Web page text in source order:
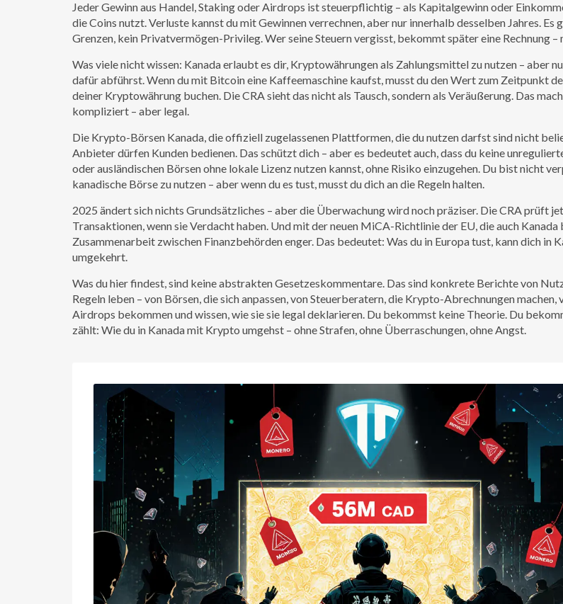
Jeder Gewinn aus Handel, Staking oder Airdrops ist steuerpflichtig – als Kapitalgewinn oder
die Coins nutzt. Verluste kannst du mit Gewinnen verrechnen, aber nur innerhalb desselben Jahres.
Grenzen, kein Privatvermögen-Privileg. Wer seine Steuern vergisst, bekommt später eine Rechnung –
Was viele nicht wissen: Kanada erlaubt es dir, Kryptowährungen als Zahlungsmittel zu nutzen – aber
dafür abführst. Wenn du mit Bitcoin eine Kaffeemaschine kaufst, musst du den Wert zum Zeitpunkt
deiner Kryptowährung buchen. Die CRA sieht das nicht als Tausch, sondern als Veräußerung. Das
kompliziert – aber legal.
Die Krypto-Börsen Kanada,die offiziell zugelassenen Plattformen, die du nutzen darfstsind nicht
Anbieter dürfen Kunden bedienen. Das schützt dich – aber es bedeutet auch, dass du keine
oder ausländischen Börsen ohne lokale Lizenz nutzen kannst, ohne Risiko einzugehen. Du bist nicht
kanadische Börse zu nutzen – aber wenn du es tust, musst du dich an die Regeln halten.
2025 ändert sich nichts Grundsätzliches – aber die Überwachung wird noch präziser. Die CRA prüft
Transaktionen, wenn sie Verdacht haben. Und mit der neuen MiCA-Richtlinie der EU, die auch
Zusammenarbeit zwischen Finanzbehörden enger. Das bedeutet: Was du in Europa tust, kann dich in
umgekehrt.
Was du hier findest, sind keine abstrakten Gesetzeskommentare. Das sind konkrete Berichte von
Regeln leben – von Börsen, die sich anpassen, von Steuerberatern, die Krypto-Abrechnungen machen,
Airdrops bekommen und wissen, wie sie sie legal deklarieren. Du bekommst keine Theorie. Du
zählt: Wie du in Kanada mit Krypto umgehst – ohne Strafen, ohne Überraschungen, ohne Angst.